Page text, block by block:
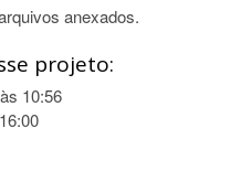
anexados.
projeto:
10:56